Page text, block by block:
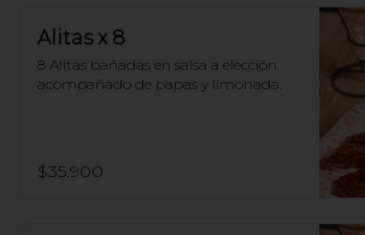
Alitas x 8
8 Alitas bañadas en salsa a elección
acompañado de papas y limonada.
$35.900